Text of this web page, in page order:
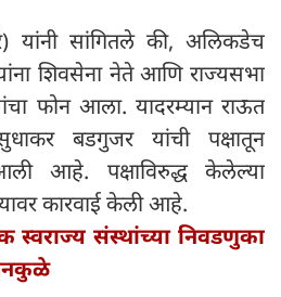
यांनी सांगितले की, अलिकडेच
शिवसेना नेते आणि राज्यसभा
फोन आला. यादरम्यान राऊत
बडगुजर यांची पक्षातून
आहे. पक्षाविरुद्ध केलेल्या
कारवाई केली आहे.
स्वराज्य संस्थांच्या निवडणुका